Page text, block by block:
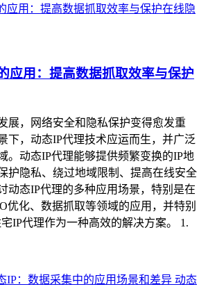
应用：提高数据抓取效率与保护
展，网络安全和隐私保护变得愈发重
下，动态IP代理技术应运而生，并广泛
。动态IP代理能够提供频繁变换的IP地
护隐私、绕过地域限制、提高在线安全
动态IP代理的多种应用场景，特别是在
优化、数据抓取等领域的应用，并特别
IP代理作为一种高效的解决方案。 1.
动态